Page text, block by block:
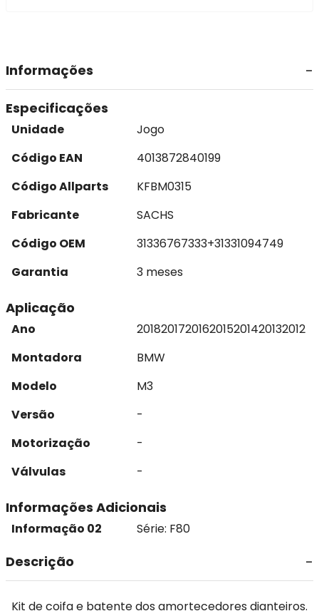
Informações
Especificações
Unidade
Jogo
Código EAN
4013872840199
Código Allparts
KFBM0315
Fabricante
SACHS
Código OEM
31336767333+31331094749
Garantia
3 meses
Aplicação
Ano 2018201720162015201420132012
Montadora
BMW
Modelo
M3
Versão
-
Motorização
-
Válvulas
-
Informações Adicionais
Informação 02 Série: F80
Descrição
Kit de coifa e batente dos amortecedores dianteiros.